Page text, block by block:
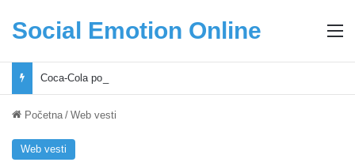
Social Emotion Online
Početna / Web vesti
Web vesti